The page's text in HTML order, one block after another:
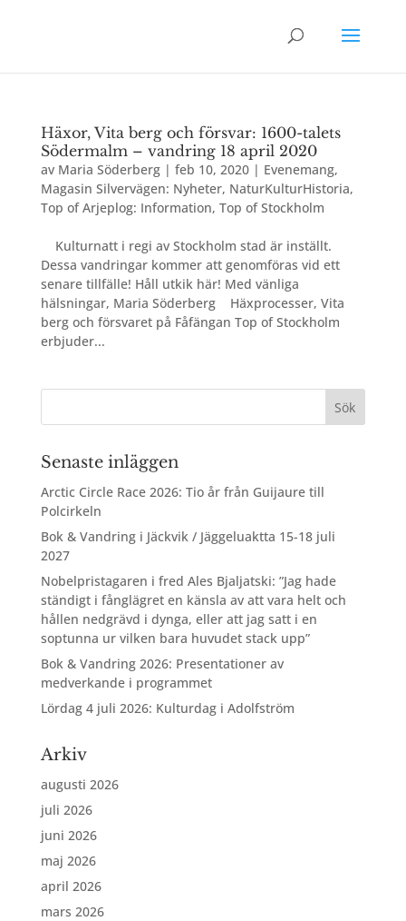
Häxor, Vita berg och försvar: 1600-talets
Södermalm – vandring 18 april 2020
av Maria Söderberg| feb 10, 2020| Evenemang,
Magasin Silvervägen: Nyheter, NaturKulturHistoria,
Top of Arjeplog: Information, Top of Stockholm
Kulturnatt i regi av Stockholm stad är inställt.
Dessa vandringar kommer att genomföras vid ett
senare tillfälle! Håll utkik här! Med vänliga
hälsningar, Maria Söderberg Häxprocesser, Vita
berg och försvaret på Fåfängan Top of Stockholm
erbjuder...
Senaste inläggen
Arctic Circle Race 2026: Tio år från Guijaure till
Polcirkeln
Bok & Vandring i Jäckvik / Jäggeluaktta 15-18 juli
2027
Nobelpristagaren i fred Ales Bjaljatski: ”Jag hade
ständigt i fånglägret en känsla av att vara helt och
hållen nedgrävd i dynga, eller att jag satt i en
soptunna ur vilken bara huvudet stack upp”
Bok & Vandring 2026: Presentationer av
medverkande i programmet
Lördag 4 juli 2026: Kulturdag i Adolfström
Arkiv
augusti 2026
juli 2026
juni 2026
maj 2026
april 2026
mars 2026